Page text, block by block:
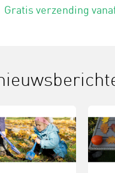
Gratis verzending